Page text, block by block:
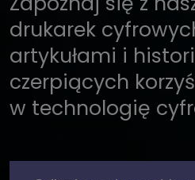
drukarek
artykułami i
czerpiących
w technologię